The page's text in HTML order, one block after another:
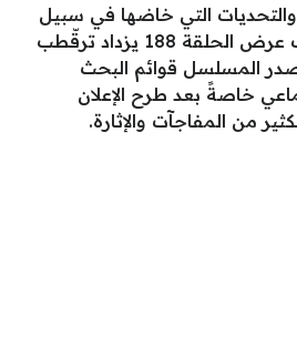
التي خاضها في سبيل
بناء الدولة، ومع اقتراب عرض الحلقة 188 يزداد ترقّطب
المسلسل قوائم البحث
خاصةً بعد طرح الإعلان
من المفاجآت والإثارة.